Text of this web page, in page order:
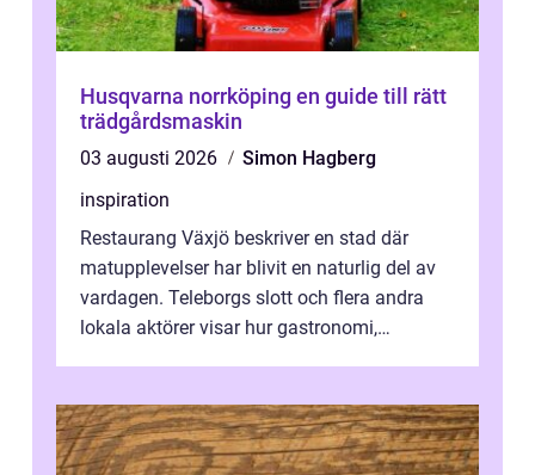
Husqvarna norrköping en guide till rätt
trädgårdsmaskin
03 augusti 2026
Simon Hagberg
inspiration
Restaurang Växjö beskriver en stad där
matupplevelser har blivit en naturlig del av
vardagen. Teleborgs slott och flera andra
lokala aktörer visar hur gastronomi,